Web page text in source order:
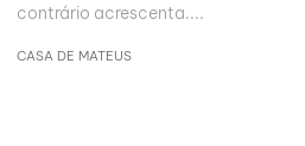
contrário acrescenta....
CASA DE MATEUS